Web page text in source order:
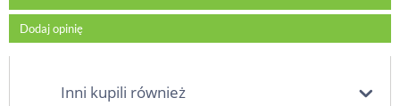
Dodaj opinię
Inni kupili również